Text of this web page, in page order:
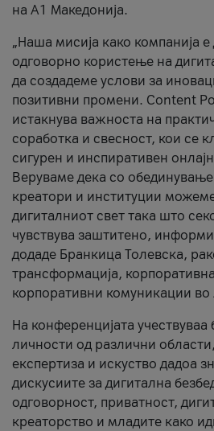
на А1 Македонија.
„Наша мисија како компанија
одговорно користење на
да создадеме услови за
позитивни промени. Content
истакнува важноста на
соработка и свесност, кои се
сигурен и инспиративен
Веруваме дека со
креатори и институции
дигиталниот свет така што
чувствува заштитено,
додаде Бранкица Толевска,
трансформација, корпоративна
корпоративни комуникации во
На конференцијата учествуваа
личности од различни
експертиза и искуство дадоа
дискусиите за дигитална
одговорност, приватност,
креаторство и младите како